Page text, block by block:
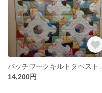
14,200円